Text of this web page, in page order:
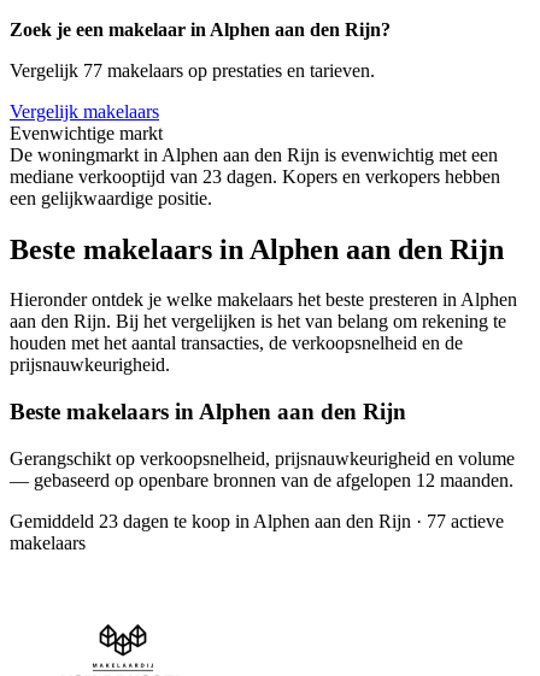
Zoek je een makelaar in Alphen aan den Rijn?
Vergelijk 77 makelaars op prestaties en tarieven.
Vergelijk makelaars
Evenwichtige markt
De woningmarkt in Alphen aan den Rijn is evenwichtig met een
mediane verkooptijd van 23 dagen. Kopers en verkopers hebben
een gelijkwaardige positie.
Beste makelaars in Alphen aan den Rijn
Hieronder ontdek je welke makelaars het beste presteren in Alphen
aan den Rijn. Bij het vergelijken is het van belang om rekening te
houden met het aantal transacties, de verkoopsnelheid en de
prijsnauwkeurigheid.
Beste makelaars in Alphen aan den Rijn
Gerangschikt op verkoopsnelheid, prijsnauwkeurigheid en volume
— gebaseerd op openbare bronnen van de afgelopen 12 maanden.
Gemiddeld 23 dagen te koop in Alphen aan den Rijn · 77 actieve
makelaars